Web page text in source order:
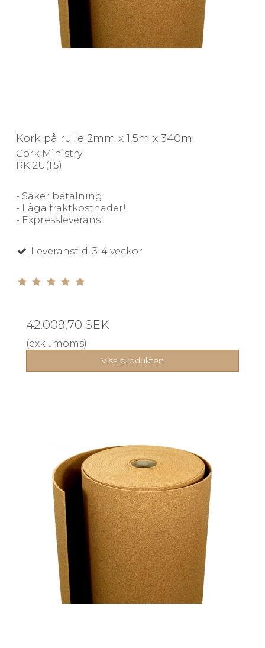
Kork på rulle 2mm x 1,5m x 340m
Cork Ministry
RK-2U(1,5)
- Säker betalning!
- Låga fraktkostnader!
- Expressleverans!
Leveranstid: 3-4 veckor
42.009,70 SEK
(exkl. moms)
Visa produkten